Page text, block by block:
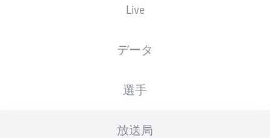
Live
データ
選手
放送局